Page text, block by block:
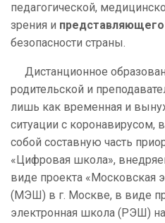
педагогической,
зрения и представляющего
безопасности страны.
Дистанционное
родительской и
лишь как временная и
ситуации с коронавирусом,
собой составную часть
«Цифровая школа»,
виде проекта «Московская
(МЭШ) в г. Москве, в виде
электронная школа (РЭШ)